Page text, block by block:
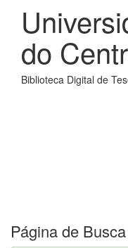
do
Biblioteca Digital de
Página de Busca